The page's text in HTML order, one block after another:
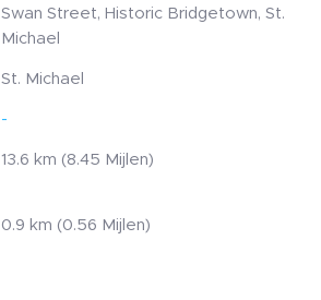
Swan Street, Historic Bridgetown, St.
Michael
St. Michael
-
13.6 km (8.45 Mijlen)
0.9 km (0.56 Mijlen)